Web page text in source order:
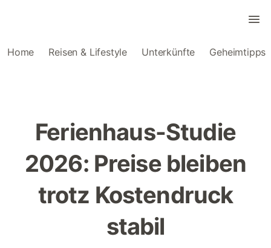
Home Reisen & Lifestyle Unterkünfte Geheimtipps
Ferienhaus-Studie
2026: Preise bleiben
trotz Kostendruck
stabil